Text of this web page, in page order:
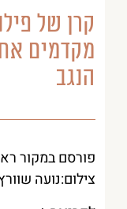
קרן של
מקדמים את
הנגב
פורסם במקור ראשון
צילום:נועה